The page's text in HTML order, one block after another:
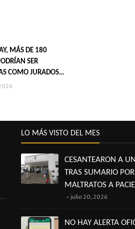
MÁS DE 180
SER
COMO JURADOS
2027
LO MÁS VISTO DEL MES
CESANTEARON A
TRAS SUMARIO
MALTRATOS A
julio 20, 2026
NO HAY ALERTA